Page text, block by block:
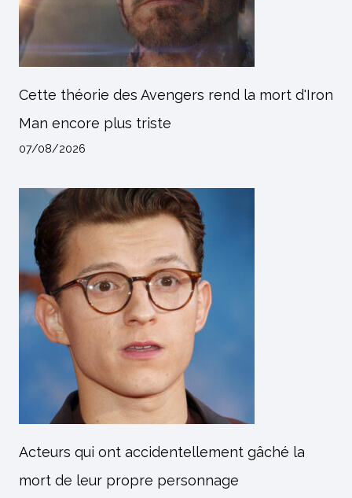
Cette théorie des Avengers rend la mort d'Iron
Man encore plus triste
07/08/2026
Acteurs qui ont accidentellement gâché la
mort de leur propre personnage